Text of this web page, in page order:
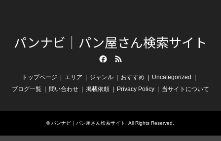
パンナビ｜パン屋さん検索サイト
トップページ エリア ジャンル おすすめ
Uncategorized
ブログ一覧
問い合わせ 掲載依頼 Privacy Policy 当サイトについて
© パンナビ｜パン屋さん検索サイト . All Rights Reserved.